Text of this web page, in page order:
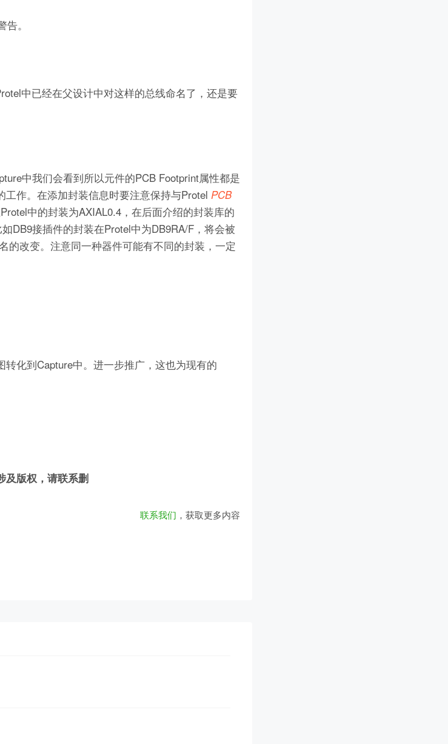
。
中已经在父设计中对这样的总线命名了，还是要
中我们会看到所以元件的PCB Footprint属性都是
作。在添加封装信息时要注意保持与Protel PCB
中的封装为AXIAL0.4，在后面介绍的封装库的
DB9接插件的封装在Protel中为DB9RA/F，将会被
的改变。注意同一种器件可能有不同的封装，一定
化到Capture中。进一步推广，这也为现有的
及版权，请联系删
联系我们 ，获取更多内容